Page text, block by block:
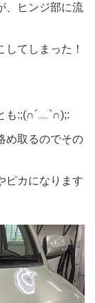
、ヒンジ部に流
てしまった！
も:;(∩´﹏`∩);:
め取るのでその
ピカになります